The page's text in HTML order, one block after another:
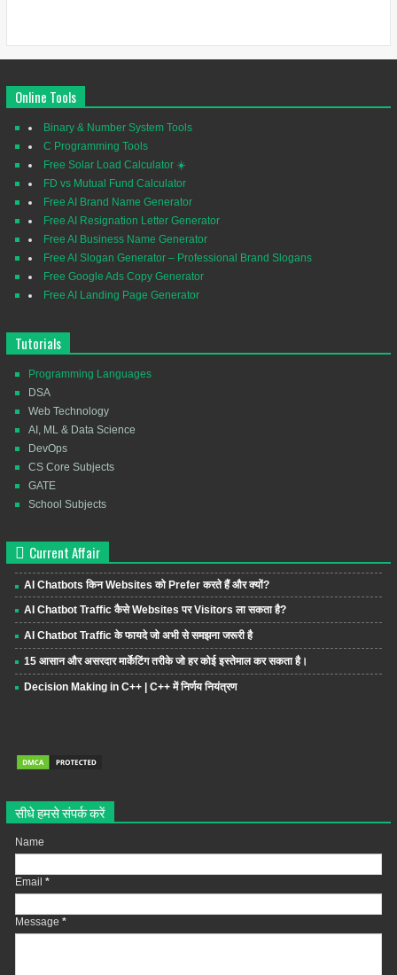
Online Tools
Binary & Number System Tools
C Programming Tools
Free Solar Load Calculator ☀️
FD vs Mutual Fund Calculator
Free AI Brand Name Generator
Free AI Resignation Letter Generator
Free AI Business Name Generator
Free AI Slogan Generator – Professional Brand Slogans
Free Google Ads Copy Generator
Free AI Landing Page Generator
Tutorials
Programming Languages
DSA
Web Technology
AI, ML & Data Science
DevOps
CS Core Subjects
GATE
School Subjects
Current Affair
AI Chatbots किन Websites को Prefer करते हैं और क्यों?
AI Chatbot Traffic कैसे Websites पर Visitors ला सकता है?
AI Chatbot Traffic के फायदे जो अभी से समझना जरूरी है
15 आसान और असरदार मार्केटिंग तरीके जो हर कोई इस्तेमाल कर सकता है।
Decision Making in C++ | C++ में निर्णय नियंत्रण
सीधे हमसे संपर्क करें
Name
Email *
Message *